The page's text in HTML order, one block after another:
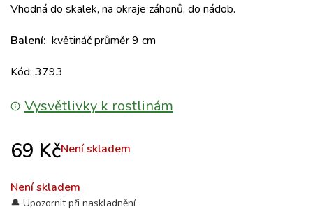
Vhodná do skalek, na okraje záhonů, do nádob.
Balení: květináč průměr 9 cm
Kód: 3793
Vysvětlivky k rostlinám
69 KčNení skladem
Není skladem